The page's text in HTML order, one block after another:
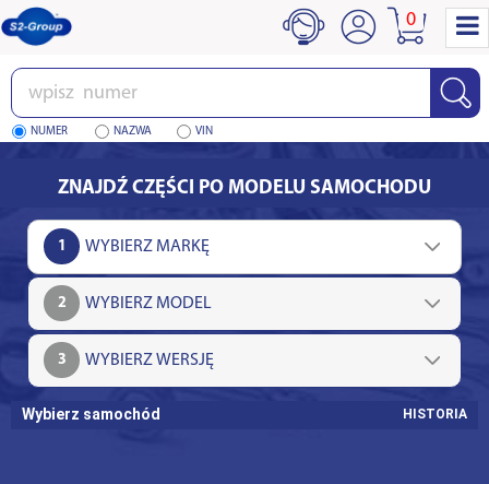
Wpisz
numer
NUMER NAZWA VIN
0
ZNAJDŹ CZĘŚCI PO MODELU SAMOCHODU
1
2
3
Wybierz samochód HISTORIA